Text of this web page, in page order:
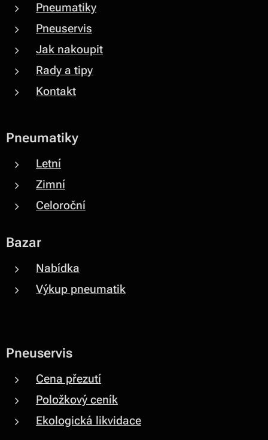
Pneumatiky
Pneuservis
Jak nakoupit
Rady a tipy
Kontakt
Pneumatiky
Letní
Zimní
Celoroční
Bazar
Nabídka
Výkup pneumatik
Pneuservis
Cena přezutí
Položkový ceník
Ekologická likvidace